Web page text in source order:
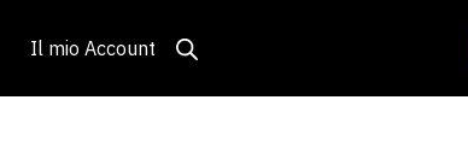
Il mio Account